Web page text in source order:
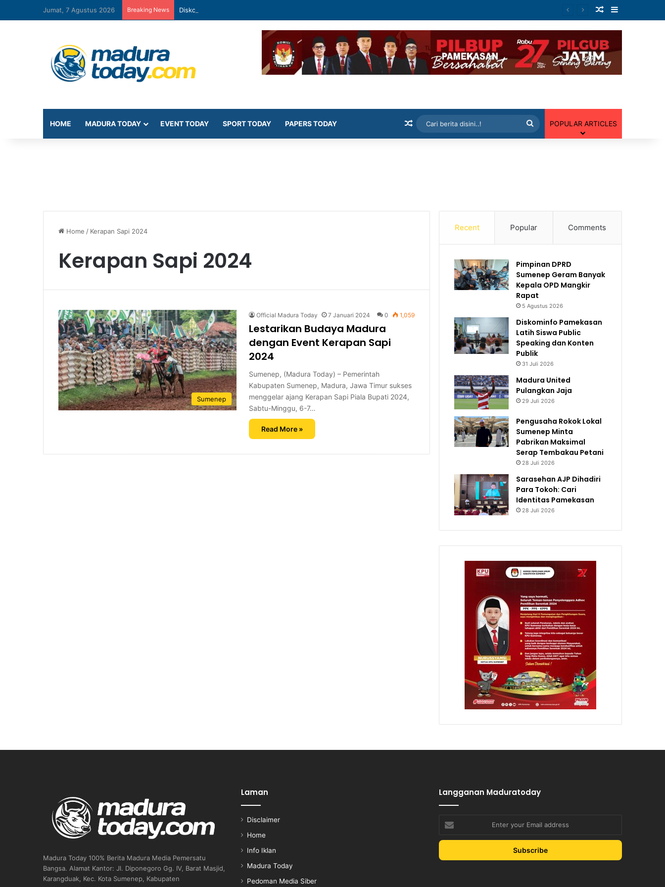
Jumat, 7 Agustus 2026 Breaking News Diskominfo Pamekasan Latih Siswa Public Speaking dan Konten Publik Artikel Random
HOME MADURA TODAY EVENT TODAY SPORT TODAY PAPERS TODAY Artikel Random
berita
POPULAR ARTICLES
Home / Kerapan Sapi 2024
Kerapan Sapi 2024
Sumenep
Official Madura Today 7 Januari 2024 0 1,059
Lestarikan Budaya Madura
dengan Event Kerapan Sapi
2024
Sumenep, (Madura Today) – Pemerintah
Kabupaten Sumenep, Madura, Jawa Timur sukses
menggelar ajang Kerapan Sapi Piala Bupati 2024,
Sabtu-Minggu, 6-7…
Read More »
Recent Popular Comments
Pimpinan DPRD
Sumenep Geram Banyak
Kepala OPD Mangkir
Rapat
5 Agustus 2026
Diskominfo Pamekasan
Latih Siswa Public
Speaking dan Konten
Publik
31 Juli 2026
Madura United
Pulangkan Jaja
29 Juli 2026
Pengusaha Rokok Lokal
Sumenep Minta
Pabrikan Maksimal
Serap Tembakau Petani
28 Juli 2026
Sarasehan AJP Dihadiri
Para Tokoh: Cari
Identitas Pamekasan
28 Juli 2026
Madura Today 100% Berita Madura Media Pemersatu
Bangsa. Alamat Kantor: Jl. Diponegoro Gg. IV, Barat Masjid,
Karangduak, Kec. Kota Sumenep, Kabupaten
Laman
Disclaimer
Home
Info Iklan
Madura Today
Pedoman Media Siber
Langganan Maduratoday
your
Email